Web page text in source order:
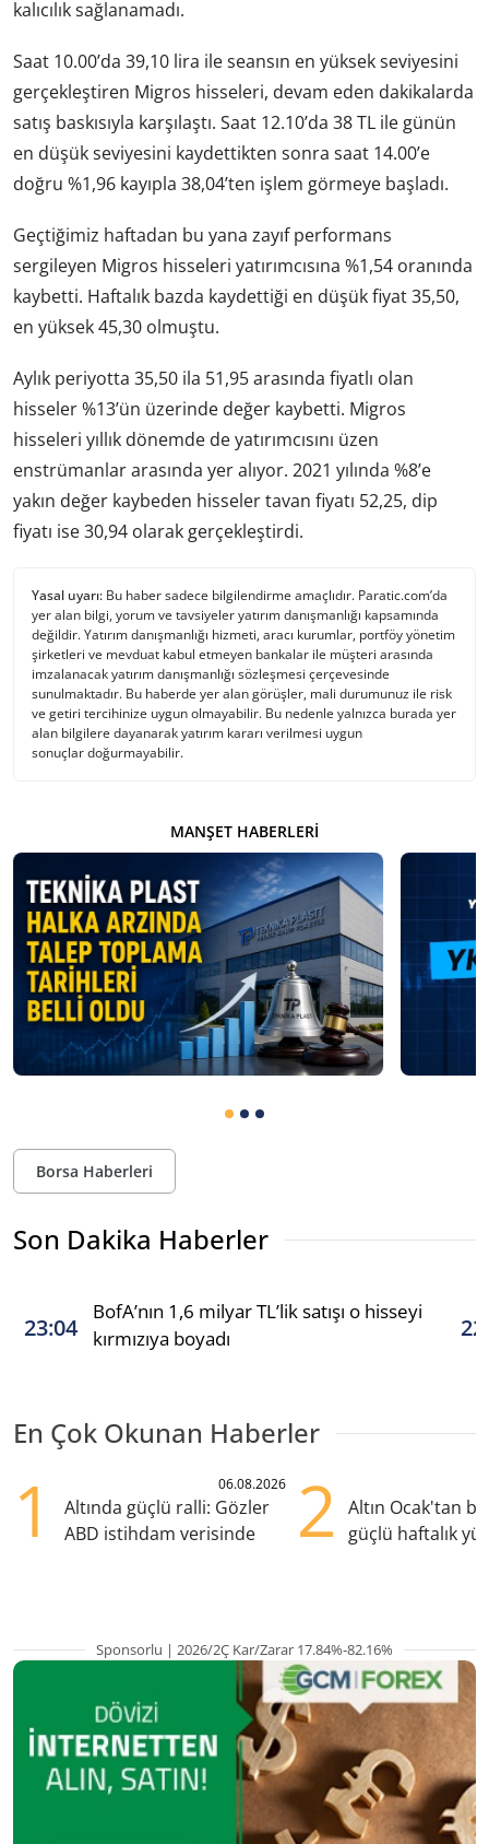
kalıcılık sağlanamadı.
Saat 10.00’da 39,10 lira ile seansın en yüksek seviyesini
gerçekleştiren Migros hisseleri, devam eden dakikalarda
satış baskısıyla karşılaştı. Saat 12.10’da 38 TL ile günün
en düşük seviyesini kaydettikten sonra saat 14.00’e
doğru %1,96 kayıpla 38,04’ten işlem görmeye başladı.
Geçtiğimiz haftadan bu yana zayıf performans
sergileyen Migros hisseleri yatırımcısına %1,54 oranında
kaybetti. Haftalık bazda kaydettiği en düşük fiyat 35,50,
en yüksek 45,30 olmuştu.
Aylık periyotta 35,50 ila 51,95 arasında fiyatlı olan
hisseler %13’ün üzerinde değer kaybetti. Migros
hisseleri yıllık dönemde de yatırımcısını üzen
enstrümanlar arasında yer alıyor. 2021 yılında %8’e
yakın değer kaybeden hisseler tavan fiyatı 52,25, dip
fiyatı ise 30,94 olarak gerçekleştirdi.
Yasal uyarı: Bu haber sadece bilgilendirme amaçlıdır. Paratic.com’da
yer alan bilgi, yorum ve tavsiyeler yatırım danışmanlığı kapsamında
değildir. Yatırım danışmanlığı hizmeti, aracı kurumlar, portföy yönetim
şirketleri ve mevduat kabul etmeyen bankalar ile müşteri arasında
imzalanacak yatırım danışmanlığı sözleşmesi çerçevesinde
sunulmaktadır. Bu haberde yer alan görüşler, mali durumunuz ile risk
ve getiri tercihinize uygun olmayabilir. Bu nedenle yalnızca burada yer
alan bilgilere dayanarak yatırım kararı verilmesi uygun
sonuçlar doğurmayabilir.
MANŞET HABERLERI
Borsa Haberleri
Son Dakika Haberler
23:04
BofA’nın 1,6 milyar TL’lik satışı o hisseyi
kırmızıya boyadı
En Çok Okunan Haberler
1 06.08.2026
Altında güçlü ralli: Gözler
ABD istihdam verisinde
2
Altın Ocak'tan
güçlü haftalık
Sponsorlu | 2026/2Ç Kar/Zarar 17.84%-82.16%